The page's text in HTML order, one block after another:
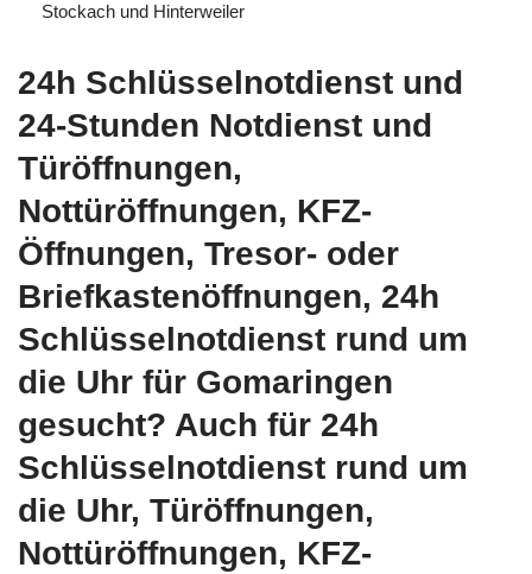
Stockach und Hinterweiler
24h Schlüsselnotdienst und
24-Stunden Notdienst und
Türöffnungen,
Nottüröffnungen, KFZ-
Öffnungen, Tresor- oder
Briefkastenöffnungen, 24h
Schlüsselnotdienst rund um
die Uhr für Gomaringen
gesucht? Auch für 24h
Schlüsselnotdienst rund um
die Uhr, Türöffnungen,
Nottüröffnungen, KFZ-